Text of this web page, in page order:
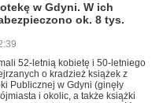
w Gdyni. W ich
ok. 8 tys.
52-letnią kobietę i 50-letniego
o kradzież książek z
Publicznej w Gdyni (ginęły
i okolic, a także książki